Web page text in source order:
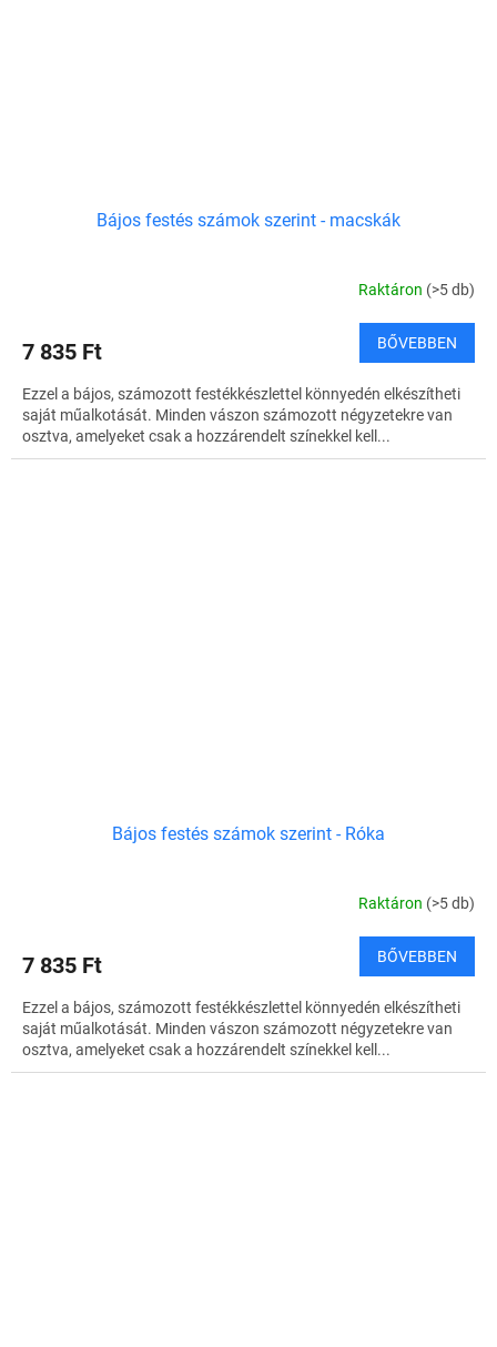
Bájos festés számok szerint - macskák
Raktáron (>5 db)
7 835 Ft BŐVEBBEN
Ezzel a bájos, számozott festékkészlettel könnyedén elkészítheti
saját műalkotását. Minden vászon számozott négyzetekre van
osztva, amelyeket csak a hozzárendelt színekkel kell...
Bájos festés számok szerint - Róka
Raktáron (>5 db)
7 835 Ft BŐVEBBEN
Ezzel a bájos, számozott festékkészlettel könnyedén elkészítheti
saját műalkotását. Minden vászon számozott négyzetekre van
osztva, amelyeket csak a hozzárendelt színekkel kell...